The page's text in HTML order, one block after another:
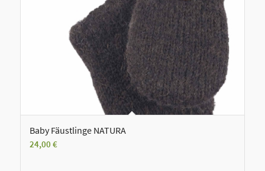
Baby Fäustlinge NATURA
24,00 €